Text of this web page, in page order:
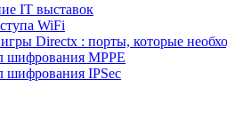
IT выставок
WiFi
Directx : порты, которые
шифрования MPPE
шифрования IPSec